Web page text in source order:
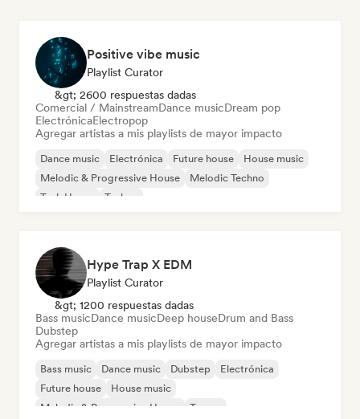
Positive vibe music
Playlist Curator
&gt; 2600 respuestas dadas
Comercial / MainstreamDance musicDream pop
ElectrónicaElectropop
Agregar artistas a mis playlists de mayor impacto
Dance music Electrónica Future house
House music
Melodic & Progressive House
Melodic Techno
Tech House
Techno
Hype Trap X EDM
Playlist Curator
&gt; 1200 respuestas dadas
Bass musicDance musicDeep houseDrum and Bass
Dubstep
Agregar artistas a mis playlists de mayor impacto
Bass music Dance music Dubstep
Electrónica
Future house
House music
Melodic & Progressive House
Trance